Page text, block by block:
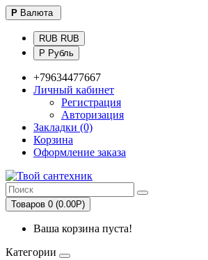
Р Валюта
RUB RUB
Р Рубль
+79634477667
Личный кабинет
Регистрация
Авторизация
Закладки (0)
Корзина
Оформление заказа
Товаров 0 (0.00Р)
Ваша корзина пуста!
Категории